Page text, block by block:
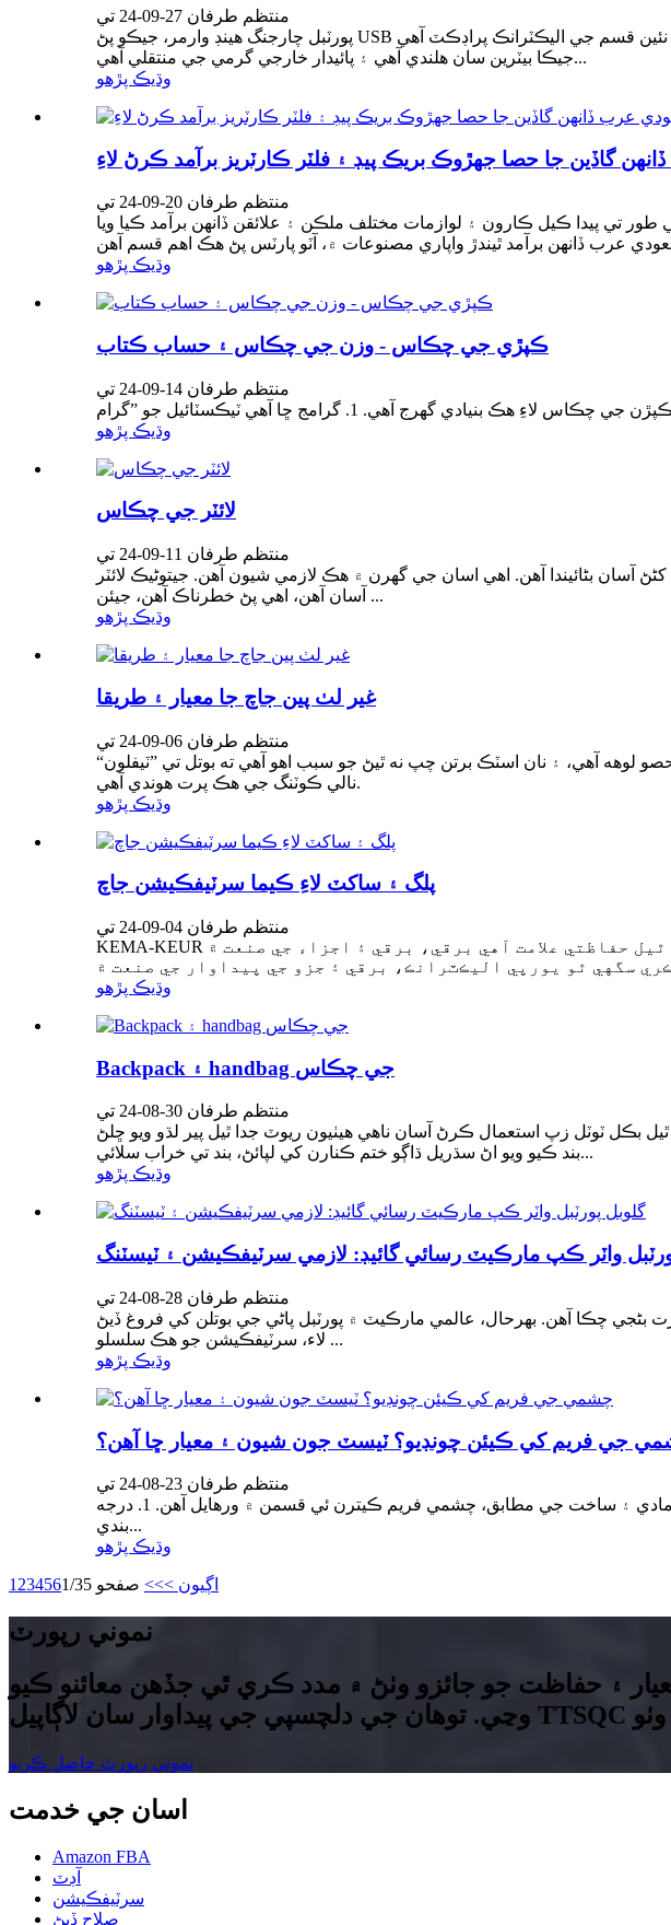
منتظم طرفان 27-09-24 تي
پورٽبل چارجنگ هينڊ وارمر، جيڪو پڻ USB چارجنگ هينڊ وارمر جي نالي سان مشهور آهي، اڃا تائين مارڪيٽ ۾ هڪ متحد نالو نه ٺاهيو آهي. هي هڪ نئين قسم جي اليڪٽرانڪ پراڊڪٽ آهي
جيڪا بيٽرين سان هلندي آهي ۽ پائيدار خارجي گرمي جي منتقلي آهي...
وڌيڪ پڙهو
منتظم طرفان 20-09-24 تي
تي پيدا ڪيل ڪارون ۽ لوازمات مختلف ملڪن ۽ علائقن ڏانهن برآمد ڪيا ويا
وڌيڪ پڙهو
ڪپڙي جي چڪاس - وزن جي چڪاس ۽ حساب ڪتاب
منتظم طرفان 14-09-24 تي
وڌيڪ پڙهو
لائٽر جي چڪاس
منتظم طرفان 11-09-24 تي
آسان بڻائيندا آهن. اهي اسان جي گهرن ۾ هڪ لازمي شيون آهن. جيتوڻيڪ لائٽر
آسان آهن، اهي پڻ خطرناڪ آهن، جيئن ...
وڌيڪ پڙهو
غير لٺ پين جاچ جا معيار ۽ طريقا
منتظم طرفان 06-09-24 تي
لوهه آهي، ۽ نان اسٽڪ برتن چپ نه ٿيڻ جو سبب اهو آهي ته بوتل تي ”ٽيفلون“
نالي ڪوٽنگ جي هڪ پرت هوندي آهي.
وڌيڪ پڙهو
پلگ ۽ ساکٽ لاءِ ڪيما سرٽيفڪيشن جاچ
منتظم طرفان 04-09-24 تي
KEMA-KEUR هڪ وڏي پيماني تي تسليم ٿيل حفاظتي علامت آهي برقي، برقي ۽ اجزاء جي صنعت ۾. ENEC هڪ حفاظتي سرٽيفڪيشن نشان آهي جيڪو يورپي يونين
وڌيڪ پڙهو
Backpack ۽ handbag جي چڪاس
منتظم طرفان 30-08-24 تي
ٽوٽل زپ استعمال ڪرڻ آسان ناهي هيٺيون ريوٽ جدا ٿيل پير لڌو ويو ڇلڻ
بند ڪيو ويو اڻ سڌريل ڌاڳو ختم ڪنارن کي لپائڻ، بند تي خراب سلائي...
وڌيڪ پڙهو
واٽر ڪپ مارڪيٽ رسائي گائيڊ: لازمي سرٽيفڪيشن ۽ ٽيسٽنگ
منتظم طرفان 28-08-24 تي
بڻجي چڪا آهن. بهرحال، عالمي مارڪيٽ ۾ پورٽبل پاڻي جي بوتلن کي فروغ ڏيڻ
لاء، سرٽيفڪيشن جو هڪ سلسلو ...
وڌيڪ پڙهو
جي فريم کي ڪيئن چونڊيو؟ ٽيسٽ جون شيون ۽ معيار ڇا آهن؟
منتظم طرفان 23-08-24 تي
چشمي جو فريم شيشي جو هڪ اهم حصو آهي، جيڪو شيشي جي حمايت ۾ ڪردار ادا ڪري ٿو. ان جي مادي ۽ ساخت جي مطابق، چشمي فريم ڪيترن ئي قسمن ۾ ورهايل آهن. 1. درجه
بندي...
وڌيڪ پڙهو
1 23456 اڳيون >>> صفحو 1/35
نموني رپورٽ
۽ حفاظت جو جائزو وٺڻ ۾ مدد ڪري ٿي جڏهن معائنو ڪيو
نموني رپورٽ حاصل ڪريو
اسان جي خدمت
Amazon FBA
آڊٽ
سرٽيفڪيشن
صلاح ڏيڻ